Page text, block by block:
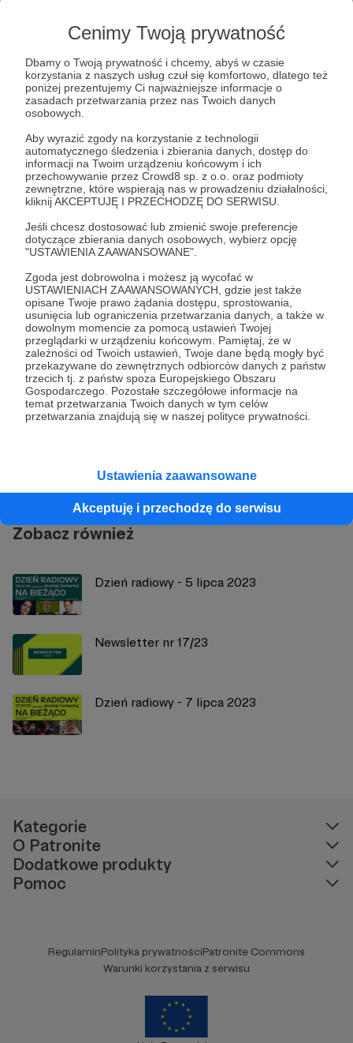
Cenimy Twoją prywatność
Dbamy o Twoją prywatność i chcemy, abyś w czasie
korzystania z naszych usług czuł się komfortowo, dlatego też
poniżej prezentujemy Ci najważniejsze informacje o
zasadach przetwarzania przez nas Twoich danych
osobowych.
Aby wyrazić zgody na korzystanie z technologii
automatycznego śledzenia i zbierania danych, dostęp do
informacji na Twoim urządzeniu końcowym i ich
przechowywanie przez Crowd8 sp. z o.o. oraz podmioty
zewnętrzne, które wspierają nas w prowadzeniu działalności,
kliknij AKCEPTUJĘ I PRZECHODZĘ DO SERWISU.
Jeśli chcesz dostosować lub zmienić swoje preferencje
dotyczące zbierania danych osobowych, wybierz opcję
"USTAWIENIA ZAAWANSOWANE".
Zgoda jest dobrowolna i możesz ją wycofać w
USTAWIENIACH ZAAWANSOWANYCH, gdzie jest także
opisane Twoje prawo żądania dostępu, sprostowania,
usunięcia lub ograniczenia przetwarzania danych, a także w
dowolnym momencie za pomocą ustawień Twojej
przeglądarki w urządzeniu końcowym. Pamiętaj, że w
zależności od Twoich ustawień, Twoje dane będą mogły być
przekazywane do zewnętrznych odbiorców danych z państw
trzecich tj. z państw spoza Europejskiego Obszaru
Gospodarczego. Pozostałe szczegółowe informacje na
temat przetwarzania Twoich danych w tym celów
przetwarzania znajdują się w naszej polityce prywatności.
Ustawienia zaawansowane
Akceptuję i przechodzę do serwisu
Post dostępny tylko dla Patronów
Aby zobaczyć ten materiał musisz być zalogowany
Zostań Patronem
Zaloguj się
W cztery oczy Michał Olszański Tomasz Smokowski
Udostępnij
Radio 357
Zobacz również
Dzień radiowy - 5 lipca 2023
Newsletter nr 17/23
Dzień radiowy - 7 lipca 2023
Kategorie
O Patronite
Dodatkowe produkty
Pomoc
RegulaminPolityka prywatnościPatronite Commons
Warunki korzystania z serwisu